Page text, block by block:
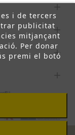


i de tercers
publicitat
mitjançant
Per donar
premi el botó